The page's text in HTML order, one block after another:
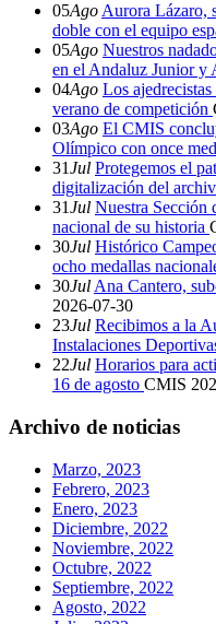
05Ago Aurora Lázaro,
doble con el equipo
05Ago Nuestros
en el Andaluz Junior y
04Ago Los
verano de competición
03Ago El CMIS
Olímpico con once
31Jul Protegemos el
digitalización del
31Jul Nuestra Sección
nacional de su historia
30Jul Histórico
ocho medallas
30Jul Ana Cantero,
2026-07-30
23Jul Recibimos a la
Instalaciones
22Jul Horarios para
16 de agosto CMIS
Archivo de noticias
Marzo, 2023
Febrero, 2023
Enero, 2023
Diciembre, 2022
Noviembre, 2022
Octubre, 2022
Septiembre, 2022
Agosto, 2022